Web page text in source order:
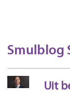
Smulblog
Uit